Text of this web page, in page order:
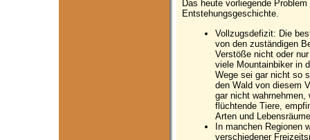
Das heute vorliegende
Entstehungsgeschichte.
Vollzugsdefizit: Die
von den zuständigen
Verstöße nicht oder
viele Mountainbiker in
Wege sei gar nicht so
den Wald von diesem
gar nicht
flüchtende Tiere,
Arten und
In manchen Regionen
verschiedener